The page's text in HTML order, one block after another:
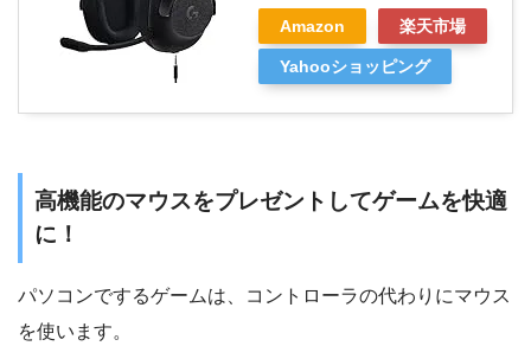
Amazon 楽天市場
Yahooショッピング
高機能のマウスをプレゼントしてゲームを快適
に！
パソコンでするゲームは、コントローラの代わりにマウス
を使います。